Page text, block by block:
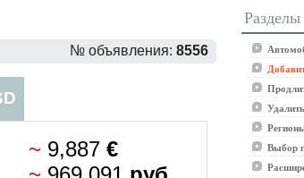
№ объявления: 8556
~ 9,887€
Разделы
Выбор